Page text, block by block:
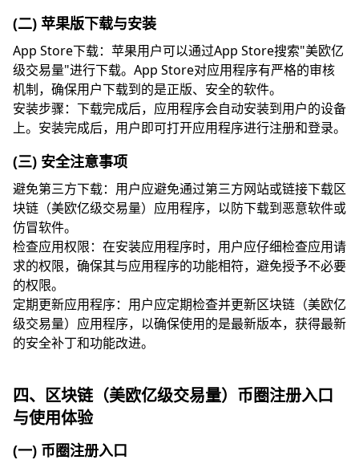
(二) 苹果版下载与安装
App Store下载：苹果用户可以通过App Store搜索"美欧亿
级交易量"进行下载。App Store对应用程序有严格的审核
机制，确保用户下载到的是正版、安全的软件。
安装步骤：下载完成后，应用程序会自动安装到用户的设备
上。安装完成后，用户即可打开应用程序进行注册和登录。
(三) 安全注意事项
避免第三方下载：用户应避免通过第三方网站或链接下载区
块链（美欧亿级交易量）应用程序，以防下载到恶意软件或
仿冒软件。
检查应用权限：在安装应用程序时，用户应仔细检查应用请
求的权限，确保其与应用程序的功能相符，避免授予不必要
的权限。
定期更新应用程序：用户应定期检查并更新区块链（美欧亿
级交易量）应用程序，以确保使用的是最新版本，获得最新
的安全补丁和功能改进。
四、区块链（美欧亿级交易量）币圈注册入口
与使用体验
(一) 币圈注册入口